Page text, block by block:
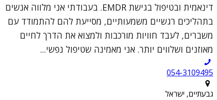
דינאמית ובטיפול בגישת EMDR. בעבודתי אני מלווה אנשים
בתהליכים רגשיים משמעותיים, מסייעת להם להתמודד עם
משברים, לעבד חוויות מורכבות ולמצוא את הדרך לחיים
מאוזנים ושלווים יותר. אני מאמינה שטיפול נפשי...
054-3109495
גבעתיים, ישראל